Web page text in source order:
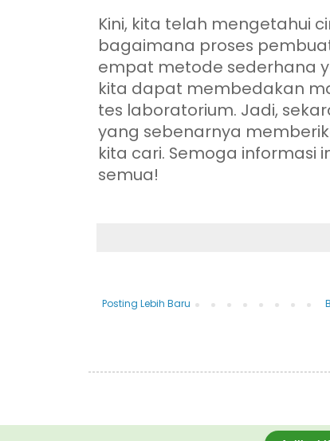
Kini, kita telah mengetahui
bagaimana proses
empat metode sederhana
kita dapat membedakan
tes laboratorium. Jadi,
yang sebenarnya
kita cari. Semoga informasi
semua!
Posting Lebih Baru